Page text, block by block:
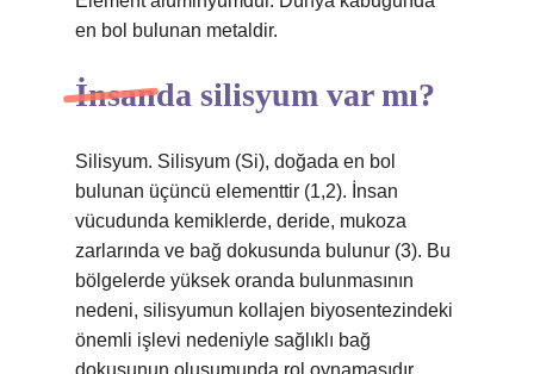
en bol bulunan metaldir.
İnsanda silisyum var mı?
Silisyum. Silisyum (Si), doğada en bol
bulunan üçüncü elementtir (1,2). İnsan
vücudunda kemiklerde, deride, mukoza
zarlarında ve bağ dokusunda bulunur (3). Bu
bölgelerde yüksek oranda bulunmasının
nedeni, silisyumun kollajen biyosentezindeki
önemli işlevi nedeniyle sağlıklı bağ
dokusunun oluşumunda rol oynamasıdır